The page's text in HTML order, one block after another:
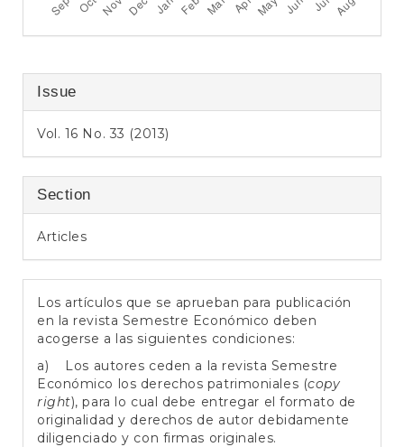
Issue
Vol. 16 No. 33 (2013)
Section
Articles
Los artículos que se aprueban para publicación
en la revista Semestre Económico deben
acogerse a las siguientes condiciones:
a) Los autores ceden a la revista Semestre
Económico los derechos patrimoniales (copy
right), para lo cual debe entregar el formato de
originalidad y derechos de autor debidamente
diligenciado y con firmas originales.